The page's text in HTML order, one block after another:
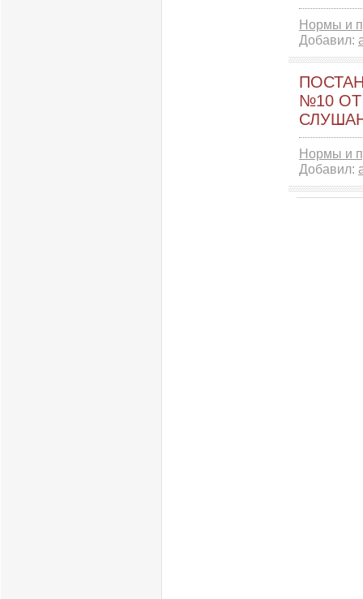
Нормы и
Добавил:
№10
Нормы и
Добавил: